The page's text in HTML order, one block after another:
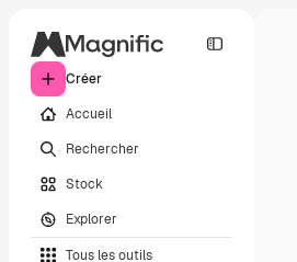
Créer
Accueil
Rechercher
Stock
Explorer
Tous les outils